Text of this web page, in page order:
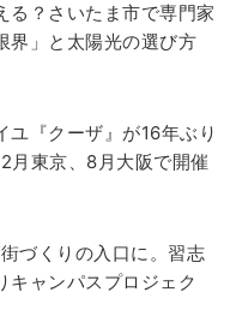
る？さいたま市で専門家
界」と太陽光の選び方
ユ『クーザ』が16年ぶり
東京、8月大阪で開催
づくりの入口に。習志
キャンパスプロジェク